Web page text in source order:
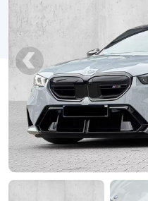
Alte tipuri vehicule
Despre Noi
Contact